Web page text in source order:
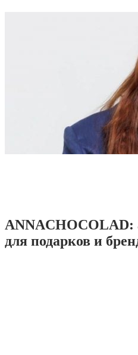
ANNACHOCOLAD:
для подарков и